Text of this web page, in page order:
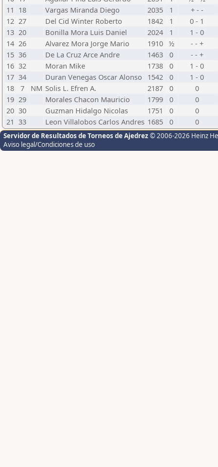
11 18 Vargas Miranda Diego 2035 1
+ - -
12 27 Del Cid Winter Roberto 1842 1
0 - 1
13 20 Bonilla Mora Luis Daniel 2024 1
1 - 0
14 26 Alvarez Mora Jorge Mario 1910 ½
- - +
15 36 De La Cruz Arce Andre 1463 0
- - +
16 32 Moran Mike 1738 0
1 - 0
17 34 Duran Venegas Oscar Alonso 1542 0
1 - 0
18
7 NM Solis L. Efren A. 2187 0
0
19 29 Morales Chacon Mauricio 1799 0
0
20 30 Guzman Hidalgo Nicolas 1751 0
0
21 33 Leon Villalobos Carlos Andres 1685 0 0
Servidor de Resultados de Torneos de Ajedrez © 2006-2026 Heinz
Aviso legal/Condiciones de uso